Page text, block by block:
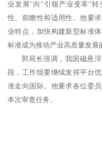
业发展”向“引领产业变革”
性、前瞻性和适用性。他要
业特点，加快构建新型标准
标准成为推动产业高质量发展
郭局长强调，我国磁悬
段，工作组要继续发挥平台
准走向国际。他要求各位委
本次审查任务。